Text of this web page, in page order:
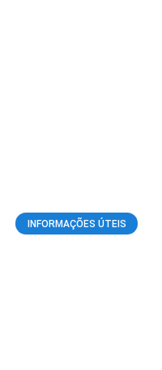
INFORMAÇÕES ÚTEIS